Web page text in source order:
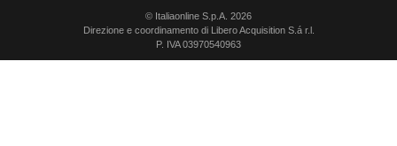
© Italiaonline S.p.A. 2026
Direzione e coordinamento di Libero Acquisition S.á r.l.
P. IVA 03970540963